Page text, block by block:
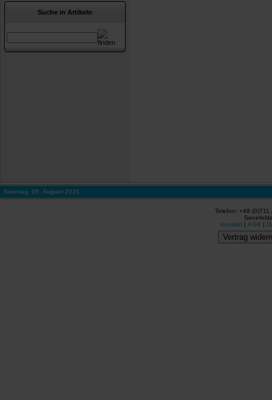
Suche in Artikeln
Sonntag, 09. August 2026
Telefon: +49
Kontakt | AGB |
Vertrag